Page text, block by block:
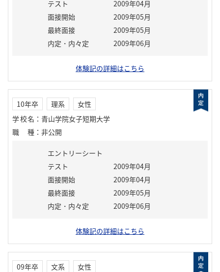
テスト
2009年04月
面接開始
2009年05月
最終面接
2009年05月
内定・内々定
2009年06月
体験記の詳細はこちら
10年卒 理系
女性
学校名 ： 青山学院女子短期大学
職種 ： 非公開
エントリーシート
テスト
2009年04月
面接開始
2009年04月
最終面接
2009年05月
内定・内々定
2009年06月
体験記の詳細はこちら
09年卒 文系
女性